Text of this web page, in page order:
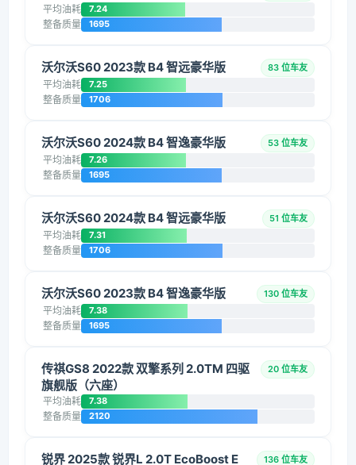
平均油耗 7.24
整备质量 1695
沃尔沃S60 2023款 B4 智远豪华版 83 位车友
平均油耗 7.25
整备质量 1706
沃尔沃S60 2024款 B4 智逸豪华版 53 位车友
平均油耗 7.26
整备质量 1695
沃尔沃S60 2024款 B4 智远豪华版 51 位车友
平均油耗 7.31
整备质量 1706
沃尔沃S60 2023款 B4 智逸豪华版 130 位车友
平均油耗 7.38
整备质量 1695
传祺GS8 2022款 双擎系列 2.0TM 四驱
旗舰版（六座）
20 位车友
平均油耗 7.38
整备质量 2120
锐界 2025款 锐界L 2.0T EcoBoost E
136 位车友